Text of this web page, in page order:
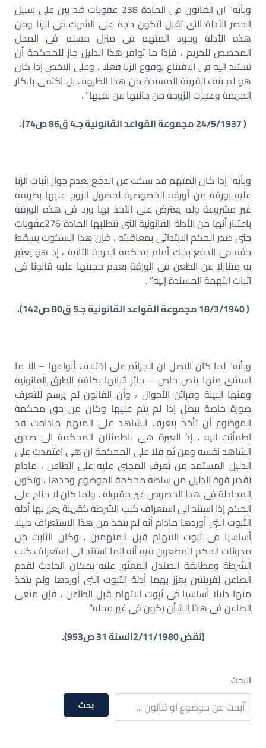
وبأنه” ان القانون فى المادة 238 عقوبات قد بين على سبيل
الحصر الأدلة التى تقبل لتكون حجة على الشريك فى الزنا ومن
هذه الأدلة وجود المتهم فى منزل مسلم فى المحل
المخصص للحريم ، فإذا ما توافر هذا الدليل جاز للمحكمة أن
تستند اليه فى الاقتناع بوقوع الزنا فعلا ، وعلى الاخص إذا كان
هو لم ينف القرينة المسندة من هذا الظروف بل اكتفى بانكار
الجريمة وعجزت الزوجة من جانبها عن نفيها” .
( 24/5/1937 مجموعة القواعد القانونية جـ4 ق86 ص74).
وبأنه” إذا كان المتهم قد سكت عن الدفع بعدم جواز اثبات الزنا
عليه بورقة من أورقه الخصوصية لحصول الزوج عليها بطريقة
غير مشروعة ولم يعترض على الأخذ بها ورد فى هذه الورقة
باعتبار أنها من الأدلة القانونية التى تتطلبها المادة 276عقوبات
حتى صدر الحكم الابتدائى بمعاقبته ، فإن هذا السكوت يسقط
حقه فى الدفع بذلك أمام محكمة الدرجة الثانية ، إذ هو يعتبر
به متنازلا عن الطعن فى الورقة بعدم حجيتها عليه قانونا فى
اثبات التهمة المسندة إليه” .
( 18/3/1940 مجموعة القواعد القانونية جـ5 ق80 ص142).
وبأنه” لما كان الاصل ان الجرائم على اختلاف أنواعها – الا ما
استثنى منها بنص خاص – جائز اثباتها بكافة الطرق القانونية
ومنها البينة وقرائن الأحوال ، وأن القانون لم يرسم للتعرف
صورة خاصة يبطل إذا لم يتم عليها وكان من حق محكمة
الموضوع أن تأخذ بتعرف الشاهد على المتهم مادامت قد
اطمأنت اليه . إذ العبرة هى باطمئنان المحكمة الى صدق
الشاهد نفسه ومن ثم فلا على المحكمة ان هى اعتمدت على
الدليل المستمد من تعرف المجنى عليه على الطاعن ، مادام
تقدير قوة الدليل من سلطة محكمة الموضوع وحدها ، وتكون
المجادلة فى هذا الخصوص غير مقبولة . ولما كان لا جناح على
الحكم إذا استند الى استعراف كلب الشرطة كقرينة يعزز بها أدلة
الثبوت التى أوردها مادام أنه لم يتخذ من هذا الاستعراف دليلا
أساسيا فى ثبوت الاتهام قبل المتهمين . وكان الثابت من
مدونات الحكم المطعون فيه أنه انما استند الى استعراف كلب
الشرطة ومطابقة الصندل المعثور عليه بمكان الحادث لقدم
الطاعن لقرينتين يعزز بهما أدلة الثبوت التى أوردها ولم يتخذ
منها دليلا أساسيا فى ثبوت الاتهام قبل الطاعن ، فإن منعى
الطاعن فى هذا الشأن يكون فى غير محله”
(نقض 2/11/1980السنة 31 ص953).
البحث
بحث